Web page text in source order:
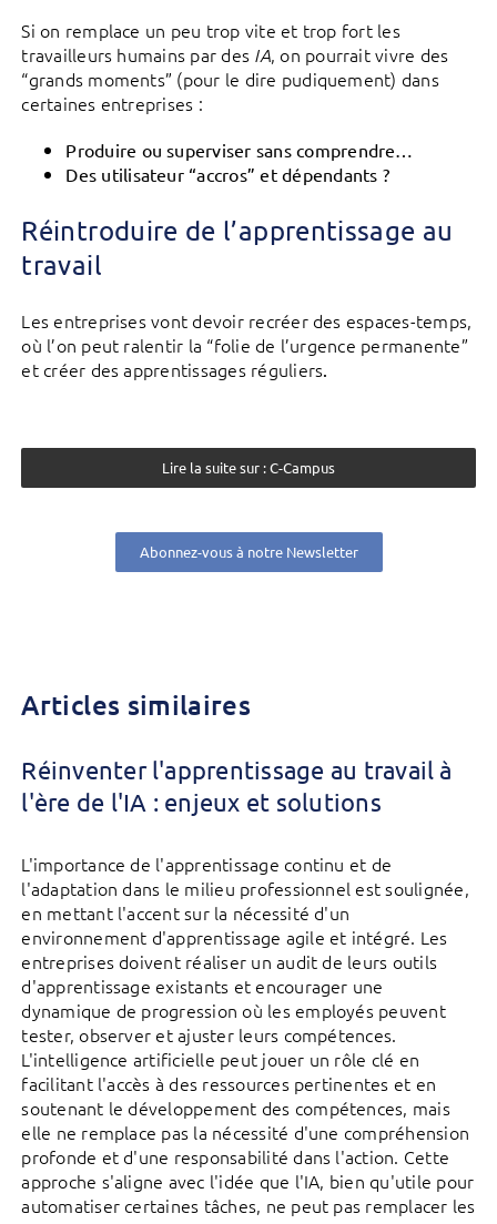
Si on remplace un peu trop vite et trop fort les
travailleurs humains par des IA, on pourrait vivre des
“grands moments” (pour le dire pudiquement) dans
certaines entreprises :
Produire ou superviser sans comprendre…
Des utilisateur “accros” et dépendants ?
Réintroduire de l’apprentissage au
travail
Les entreprises vont devoir recréer des espaces-temps,
où l’on peut ralentir la “folie de l’urgence permanente”
et créer des apprentissages réguliers.
Lire la suite sur : C-Campus
Abonnez-vous à notre Newsletter
Articles similaires
Réinventer l'apprentissage au travail à
l'ère de l'IA : enjeux et solutions
L'importance de l'apprentissage continu et de
l'adaptation dans le milieu professionnel est soulignée,
en mettant l'accent sur la nécessité d'un
environnement d'apprentissage agile et intégré. Les
entreprises doivent réaliser un audit de leurs outils
d'apprentissage existants et encourager une
dynamique de progression où les employés peuvent
tester, observer et ajuster leurs compétences.
L'intelligence artificielle peut jouer un rôle clé en
facilitant l'accès à des ressources pertinentes et en
soutenant le développement des compétences, mais
elle ne remplace pas la nécessité d'une compréhension
profonde et d'une responsabilité dans l'action. Cette
approche s'aligne avec l'idée que l'IA, bien qu'utile pour
automatiser certaines tâches, ne peut pas remplacer les